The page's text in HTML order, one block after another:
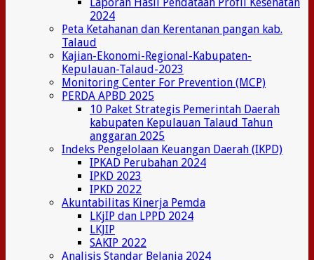
2024
Peta Ketahanan dan Kerentanan pangan kab.
Talaud
Kajian-Ekonomi-Regional-Kabupaten-
Kepulauan-Talaud-2023
Monitoring Center For Prevention (MCP)
PERDA APBD 2025
10 Paket Strategis Pemerintah Daerah
kabupaten Kepulauan Talaud Tahun
anggaran 2025
Indeks Pengelolaan Keuangan Daerah (IKPD)
IPKAD Perubahan 2024
IPKD 2023
IPKD 2022
Akuntabilitas Kinerja Pemda
LKjIP dan LPPD 2024
LKJIP
SAKIP 2022
Analisis Standar Belanja 2024